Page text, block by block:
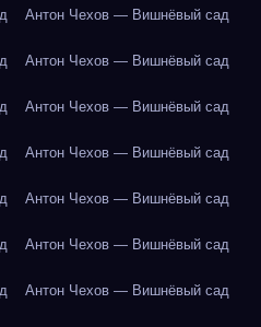
Антон Чехов — Вишнёвый сад
Антон Чехов — Вишнёвый сад
Антон Чехов — Вишнёвый сад
Антон Чехов — Вишнёвый сад
Антон Чехов — Вишнёвый сад
Антон Чехов — Вишнёвый сад
Антон Чехов — Вишнёвый сад